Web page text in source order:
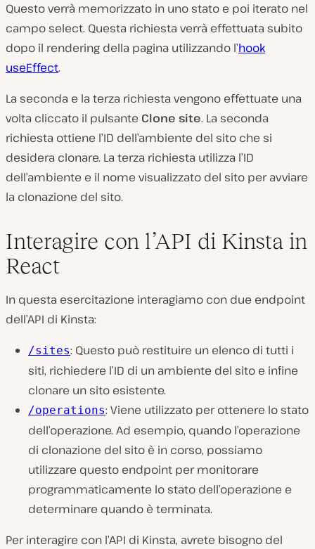
Questo verrà memorizzato in uno stato e poi iterato nel
campo select. Questa richiesta verrà effettuata subito
dopo il rendering della pagina utilizzando l’hook
useEffect.
La seconda e la terza richiesta vengono effettuate una
volta cliccato il pulsante Clone site. La seconda
richiesta ottiene l’ID dell’ambiente del sito che si
desidera clonare. La terza richiesta utilizza l’ID
dell’ambiente e il nome visualizzato del sito per avviare
la clonazione del sito.
Interagire con l’API di Kinsta in
React
In questa esercitazione interagiamo con due endpoint
dell’API di Kinsta:
/sites: Questo può restituire un elenco di tutti i
siti, richiedere l’ID di un ambiente del sito e infine
clonare un sito esistente.
/operations: Viene utilizzato per ottenere lo stato
dell’operazione. Ad esempio, quando l’operazione
di clonazione del sito è in corso, possiamo
utilizzare questo endpoint per monitorare
programmaticamente lo stato dell’operazione e
determinare quando è terminata.
Per interagire con l’API di Kinsta, avrete bisogno del